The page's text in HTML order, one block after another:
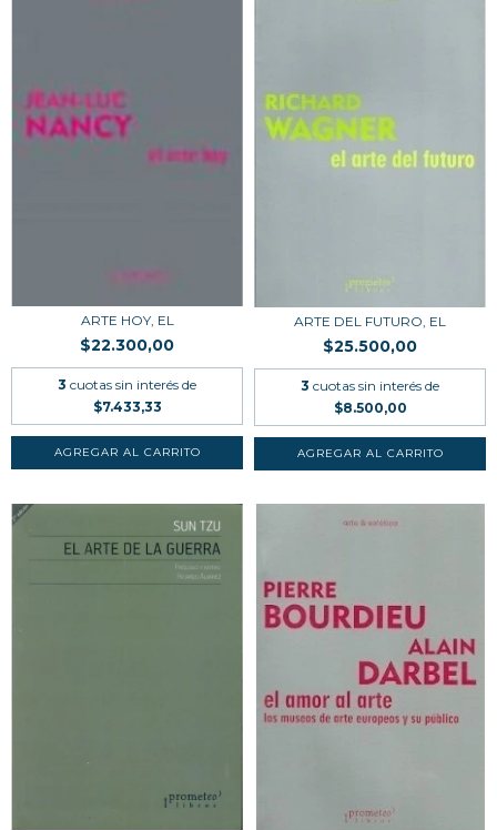
ARTE HOY, EL
$22.300,00
3 cuotas sin interés de
$7.433,33
ARTE DEL FUTURO, EL
$25.500,00
3 cuotas sin interés de
$8.500,00